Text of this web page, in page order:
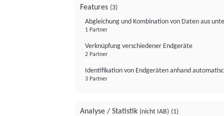
Features (3)
Abgleichung und Kombination von Daten aus
1 Partner
Verknüpfung verschiedener Endgeräte
2 Partner
Identifikation von Endgeräten anhand
3 Partner
Analyse / Statistik (nicht IAB) (1)